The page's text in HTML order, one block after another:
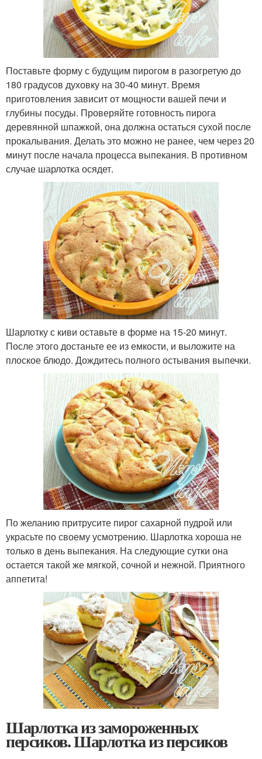
Поставьте форму с будущим пирогом в разогретую до
180 градусов духовку на 30-40 минут. Время
приготовления зависит от мощности вашей печи и
глубины посуды. Проверяйте готовность пирога
деревянной шпажкой, она должна остаться сухой после
прокалывания. Делать это можно не ранее, чем через 20
минут после начала процесса выпекания. В противном
случае шарлотка осядет.
Шарлотку с киви оставьте в форме на 15-20 минут.
После этого достаньте ее из емкости, и выложите на
плоское блюдо. Дождитесь полного остывания выпечки.
По желанию притрусите пирог сахарной пудрой или
украсьте по своему усмотрению. Шарлотка хороша не
только в день выпекания. На следующие сутки она
остается такой же мягкой, сочной и нежной. Приятного
аппетита!
Шарлотка из замороженных
персиков. Шарлотка из персиков